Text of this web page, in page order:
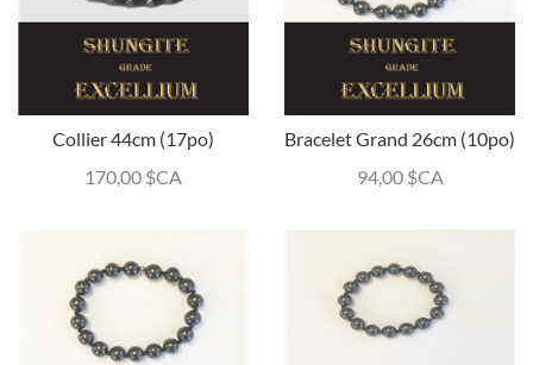
Collier 44cm (17po)
170,00 $CA
Bracelet Grand 26cm (10po)
94,00 $CA